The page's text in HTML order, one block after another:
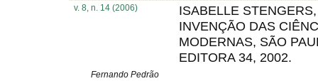
v. 8, n. 14 (2006)
ISABELLE STENGERS,
INVENÇÃO DAS
MODERNAS, SÃO
EDITORA 34, 2002.
Fernando Pedrão